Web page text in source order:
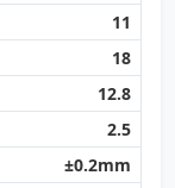
11
18
12.8
2.5
±0.2mm